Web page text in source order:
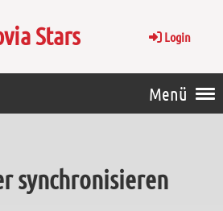
Stars Login
Menü
synchronisieren